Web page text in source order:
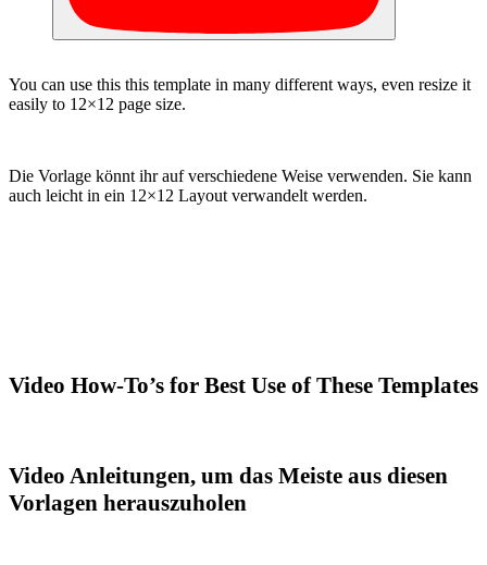
You can use this this template in many different ways, even resize it
easily to 12×12 page size.
Die Vorlage könnt ihr auf verschiedene Weise verwenden. Sie kann
auch leicht in ein 12×12 Layout verwandelt werden.
Video How-To’s for Best Use of These Templates
Video Anleitungen, um das Meiste aus diesen
Vorlagen herauszuholen